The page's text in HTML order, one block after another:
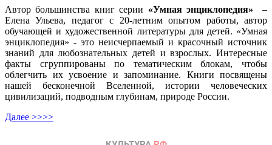
Автор большинства книг серии «Умная энциклопедия»
–
Елена Ульева, педагог с 20-летним опытом работы, автор
обучающей и художественной литературы для детей. «Умная
энциклопедия» - это неисчерпаемый и красочный источник
знаний для любознательных детей и взрослых. Интересные
факты сгруппированы по тематическим блокам, чтобы
облегчить их усвоение и запоминание. Книги посвящены
нашей бесконечной Вселенной, истории человеческих
цивилизаций, подводным глубинам, природе России.
Далее >>>>